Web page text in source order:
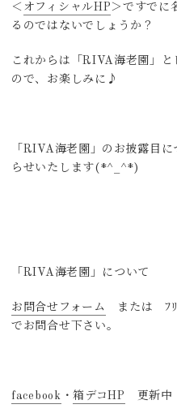
＜ オフィシャルHP ＞ですでに
るのではないでしょうか？
これからは「RIVA海老園」
ので、お楽しみに♪
「RIVA海老園」のお披露目
らせいたします(*^_^*)
「RIVA海老園」について
お問合せフォーム
または ﾌﾘ
でお問合せ下さい。
facebook ・箱デコHP 更新中